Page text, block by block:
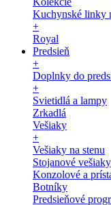
Kuchynské linky
+
Royal
Predsieň
+
Doplnky do
+
Svietidlá a lampy
Zrkadlá
Vešiaky
+
Vešiaky na stenu
Stojanové vešiaky
Konzolové a
Botníky
Predsieňové